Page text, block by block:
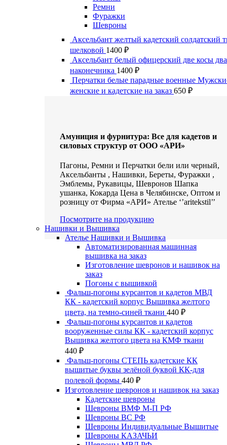
Ремни
Фуражки
Шевроны
Аксельбант желтый кадетский солдатский
шелковой 1400 ₽
Аксельбант белый офицерский две косы два
наконечника 1400 ₽
Перчатки белые парадные военные
женские и кадетские на заказ 650 ₽
Амуниция и фурнитура: Все для кадетов и
силовых структур от ООО «АРИ»
Пагоны, Ремни и Перчатки бели или черный,
Аксельбанты , Нашивки, Береты, Фуражки ,
Эмблемы, Рукавицы, Шевронов Шапка
ушанка, Кокарда Цена в Челябинске, Оптом и
розницу от Фирма «АРИ» Ателье ‘’aritekstil’’
Посмотрите на продукцию
Нашивки и Вышивка
Ателье Нашивки и Вышивка
Автоматизированная машинная
вышивка на заказ
Изготовление шевронов и нашивок на
заказ
Погоны с вышивкой
Фальш-погоны курсантов и кадетов МВД
КК - кадетский корпус Вышивка желтого
цвета, на темно-синей ткани 440 ₽
Фальш-погоны курсантов и кадетов
вооруженные силы КК - кадетский корпус
Вышивка желтого цвета на КМФ ткани
440 ₽
Фальш-погоны СТЕПЬ кадетские КК
вышитые буквы зелёной буквой КК-для
полевой формы 440 ₽
Изготовление шевронов и нашивок на заказ
Кадетские шевроны
Шевроны ВМФ М-П РФ
Шевроны ВС РФ
Шевроны Индивидуальные Вышитые
Шевроны КАЗАЧЬИ